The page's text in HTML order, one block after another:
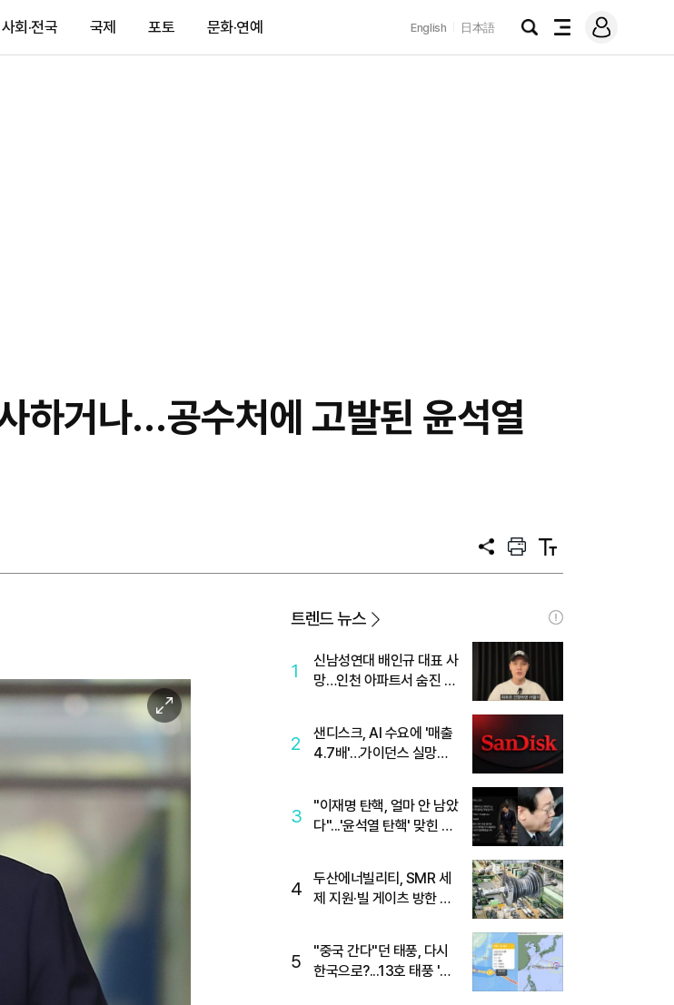
사회·전국 국제 포토 문화·연예 English 日本語
검
전
메
그
하거나…공수처에 고발된 윤석열
공
프
트
텍
트
이
미
확
대
트렌드 뉴스
1
신남성연대 배인규 대표 사
망…인천 아파트서 숨진 채
2
샌디스크, AI 수요에 '매출
4.7배'…가이던스 실망에
3
"이재명 탄핵, 얼마 안 남았
다"...'윤석열 탄핵' 맞힌 무
4
두산에너빌리티, SMR 세
제 지원·빌 게이츠 방한 기
5
"중국 간다"던 태풍, 다시
한국으로?...13호 태풍 '돌